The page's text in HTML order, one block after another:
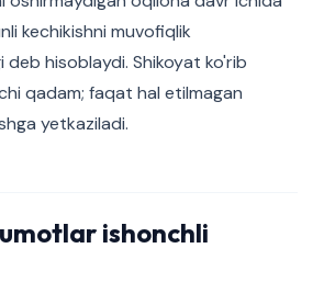
kechikishni muvofiqlik
deb hisoblaydi. Shikoyat ko'rib
qadam; faqat hal etilmagan
yetkaziladi.
ishonchli